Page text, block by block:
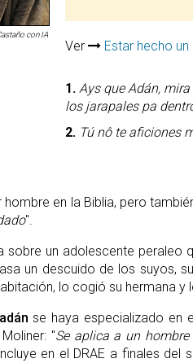
con IA
Ver Estar hecho un
1. Ays que Adán,
los jarapales pa
2. Tú nô te aficiones
en la Biblia, pero
".
sobre un adolescente peraleo
un descuido de los suyos,
lo cogió su hermana y
adán se haya especializado en
"Se aplica a un
en el DRAE a finales